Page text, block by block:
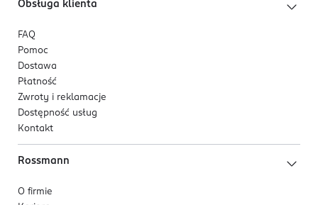
Obsługa klienta
FAQ
Pomoc
Dostawa
Płatność
Zwroty i reklamacje
Dostępność usług
Kontakt
Rossmann
O firmie